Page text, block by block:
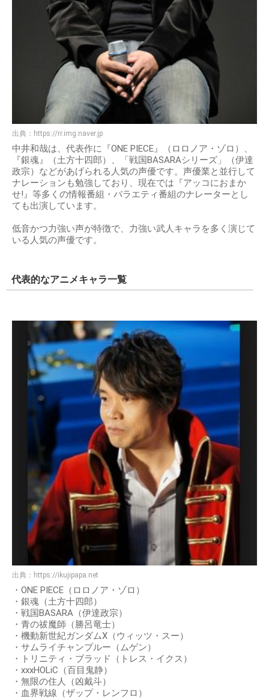
出典： https://rr.img.naver.jp
中井和哉は、代表作に『ONE PIECE』（ロロノア・ゾロ）、
『銀魂』（土方十四郎）、「戦国BASARAシリーズ」（伊達
政宗）などがあげられる人気の声優です。声優業と並行して
ナレーションも勉強しており、現在では『アッコにおまか
せ!』等多くの情報番組・バラエティ番組のナレーターとし
ても出演しています。
低音かつ力強い声が特徴で、力強い武人キャラを多く演じて
いる人気の声優です。
代表的なアニメキャラ一覧
出典： https://ikujipapa.net
・ONE PIECE（ロロノア・ゾロ）
・銀魂（土方十四郎）
・戦国BASARA（伊達政宗）
・青の祓魔師（勝呂竜士）
・機動新世紀ガンダムX（ウィッツ・スー）
・サムライチャンプルー（ムゲン）
・トリニティ・ブラッド（トレス・イクス）
・xxxHOLiC（百目鬼静）
・無限の住人（凶戴斗）
・血界戦線（ザップ・レンフロ）